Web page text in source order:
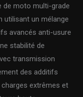
de moto multi-grade
utilisant un mélange
avancés anti-usure
stabilité de
transmission
des additifs
extrêmes et